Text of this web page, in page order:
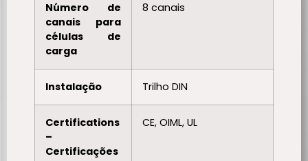
Número de
canais para
células de
carga
8 canais
Instalação Trilho DIN
Certifications
–
Certificações
CE, OIML, UL